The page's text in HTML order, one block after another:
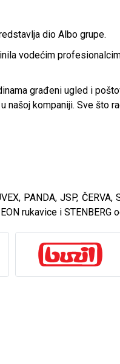
dio Albo grupe.
vodećim
građeni ugled i
našoj kompaniji. Sve što
PANDA, JSP, ČERVA,
rukavice i STENBERG